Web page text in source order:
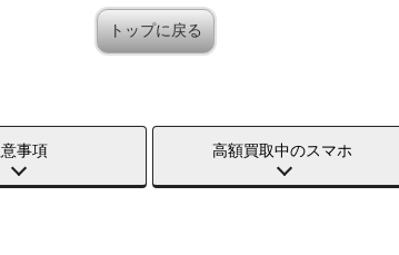
トップに戻る
事項 高額買取中のスマホ